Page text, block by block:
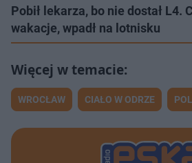
Pobił lekarza, bo nie dostał L4.
wakacje, wpadł na lotnisku
WROCŁAW CIAŁO W ODRZE